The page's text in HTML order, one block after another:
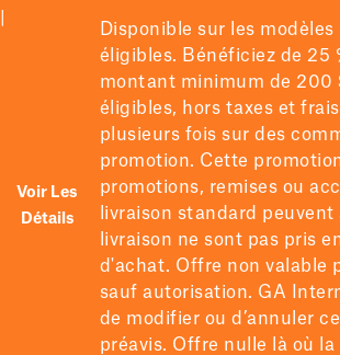
Voir Les
Détails
Disponible sur les modèles
éligibles. Bénéficiez de 25
montant minimum de 200
éligibles, hors taxes et
plusieurs fois sur des
promotion. Cette
promotions, remises ou
livraison standard
livraison ne sont pas pris
d'achat. Offre non valable
sauf autorisation. GA
de modifier ou d’annuler
préavis. Offre nulle là où